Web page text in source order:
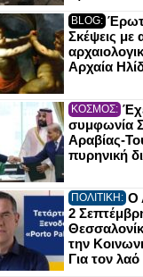
BLOG:
Σκέψεις με
Αρχαία
ΚΟΣΜΟΣ:
συμφωνία
Αραβίας-
πυρηνική
ΠΟΛΙΤΙΚΗ: Ο
2
την
Για τον